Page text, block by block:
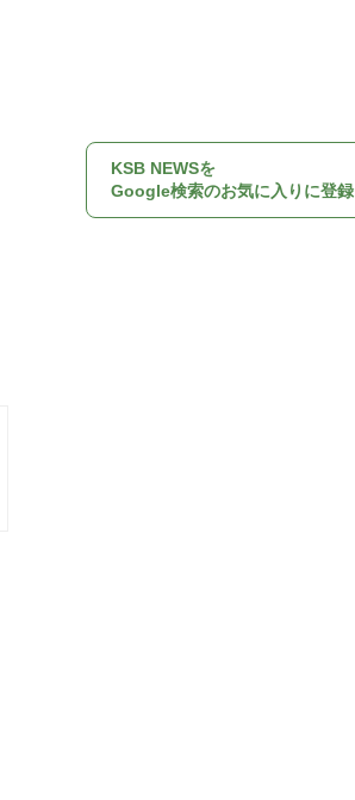
KSB NEWSを
Google検索のお気に入りに登録